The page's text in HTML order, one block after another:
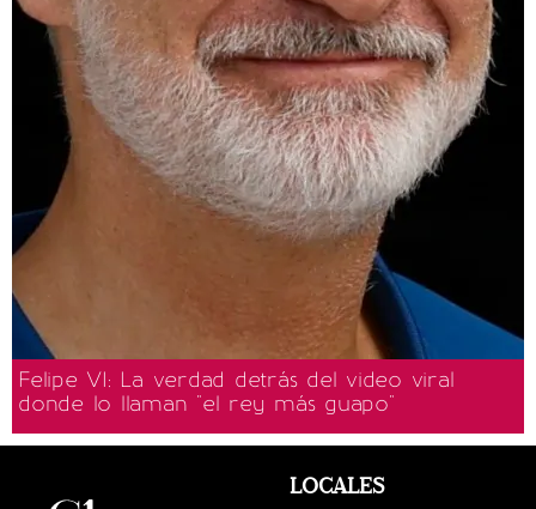
Felipe VI: La verdad detrás del video viral
donde lo llaman "el rey más guapo"
LOCALES